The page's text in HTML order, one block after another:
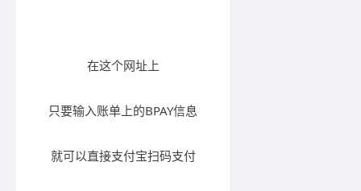
在这个网址上
只要输入账单上的BPAY信息
就可以直接支付宝扫码支付